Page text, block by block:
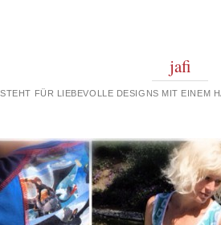
jafi
FÜR LIEBEVOLLE DESIGNS MIT EINEM